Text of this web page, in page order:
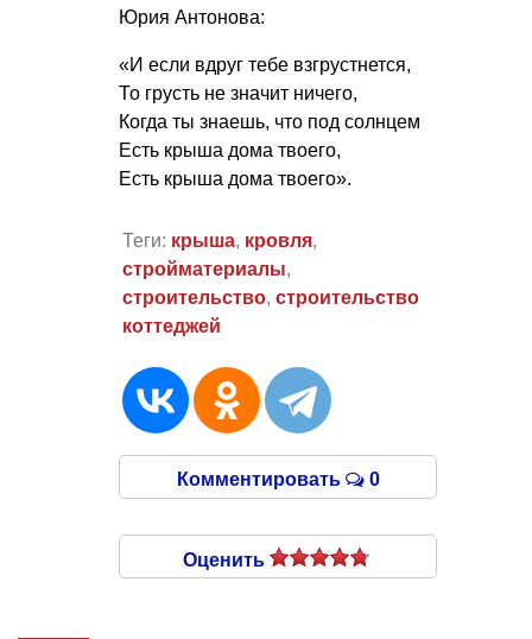
Юрия Антонова:
«И если вдруг тебе взгрустнется,
То грусть не значит ничего,
Когда ты знаешь, что под солнцем
Есть крыша дома твоего,
Есть крыша дома твоего».
Теги: крыша, кровля,
стройматериалы,
строительство, строительство
коттеджей
Комментировать 0
Оценить